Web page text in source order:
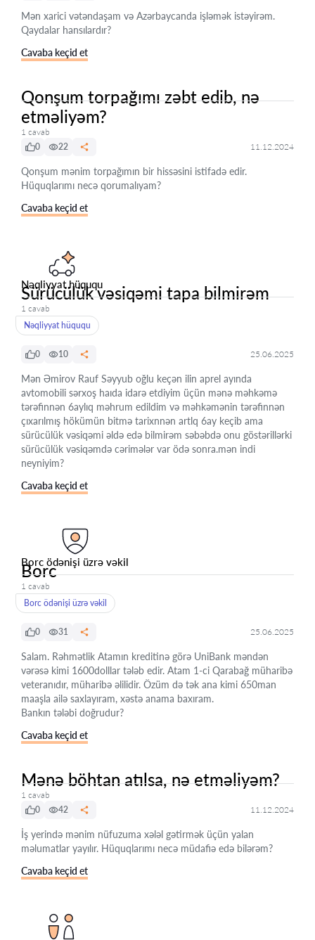
Mən xarici vətəndaşam və Azərbaycanda işləmək istəyirəm.
Qaydalar hansılardır?
Cavaba keçid et
Qonşum torpağımı zəbt edib, nə
etməliyəm?
1 cavab
0
22 11.12.2024
Qonşum mənim torpağımın bir hissəsini istifadə edir.
Hüquqlarımı necə qorumalıyam?
Cavaba keçid et
Nəqliyyat hüququ
Sürücülük vəsiqəmi tapa bilmirəm
1 cavab
Nəqliyyat hüququ
0 10 25.06.2025
Mən Əmirov Rauf Səyyub oğlu keçən ilin aprel ayında
avtomobili sərxoş haıda idarə etdiyim üçün mənə məhkəmə
tərəfinnən 6aylıq məhrum edildim və məhkəmənin tərəfinnən
çıxarılmış hökümün bitmə tarixnnən artlq 6ay keçib ama
sürücülük vəsiqəmi əldə edə bilmirəm səbəbdə onu göstərillərki
sürücülük vəsiqəmdə cərimələr var ödə sonra.mən indi
neyniyim?
Cavaba keçid et
Borc ödənişi üzrə vəkil
Borc
1 cavab
Borc ödənişi üzrə vəkil
0 31 25.06.2025
Salam. Rəhmətlik Atamın kreditinə görə UniBank məndən
vərəsə kimi 1600dolllar tələb edir. Atam 1-ci Qarabağ müharibə
veteranıdır, müharibə əlilidir. Özüm də tək ana kimi 650man
maaşla ailə saxlayıram, xəstə anama baxıram.
Bankın tələbi doğrudur?
Cavaba keçid et
Mənə böhtan atılsa, nə etməliyəm?
1 cavab
0
42 11.12.2024
İş yerində mənim nüfuzuma xələl gətirmək üçün yalan
məlumatlar yayılır. Hüquqlarımı necə müdafiə edə bilərəm?
Cavaba keçid et